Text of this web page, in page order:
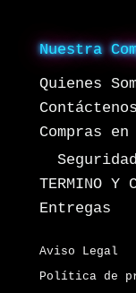
Nuestra
Quienes
Contáctenos
Compras
Seguridad
TERMINO Y
Entregas
Aviso Legal
Política de